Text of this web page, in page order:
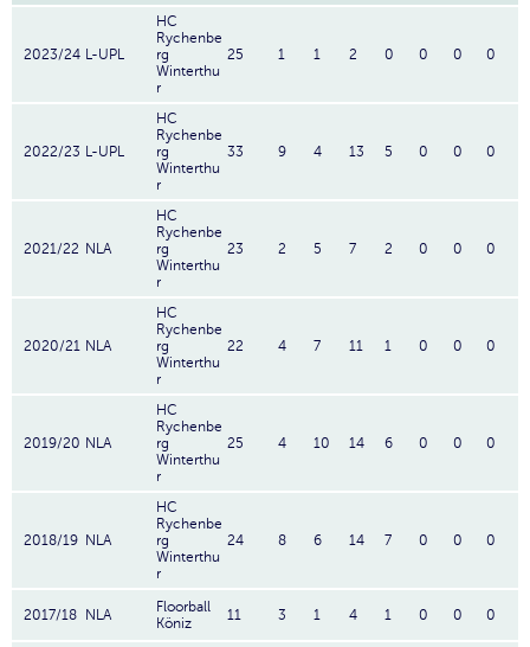
2023/24 L-UPL
HC
Rychenbe
rg
Winterthu
r
25 1 1 2 0 0 0 0
2022/23 L-UPL
HC
Rychenbe
rg
Winterthu
r
33 9 4 13 5 0 0 0
2021/22 NLA
HC
Rychenbe
rg
Winterthu
r
23 2 5 7 2 0 0 0
2020/21 NLA
HC
Rychenbe
rg
Winterthu
r
22 4 7 11 1 0 0 0
2019/20 NLA
HC
Rychenbe
rg
Winterthu
r
25 4 10 14 6 0 0 0
2018/19 NLA
HC
Rychenbe
rg
Winterthu
r
24 8 6 14 7 0 0 0
2017/18 NLA
Floorball
Köniz
11 3 1 4 1 0 0 0